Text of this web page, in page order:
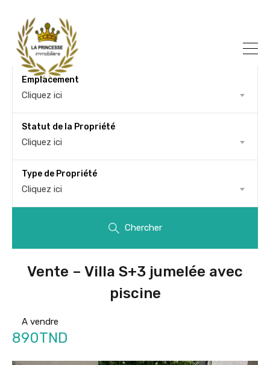
Emplacement
Cliquez ici
Statut de la Propriété
Cliquez ici
Type de Propriété
Cliquez ici
Chercher
Vente – Villa S+3 jumelée avec
piscine
A vendre
890TND